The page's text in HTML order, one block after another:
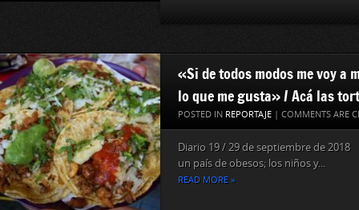
«Si de todos modos me voy a
lo que me gusta» / Acá las
POSTED IN REPORTAJE | COMMENTS ARE
Diario 19 / 29 de septiembre de
un país de obesos; los niños y...
READ MORE »